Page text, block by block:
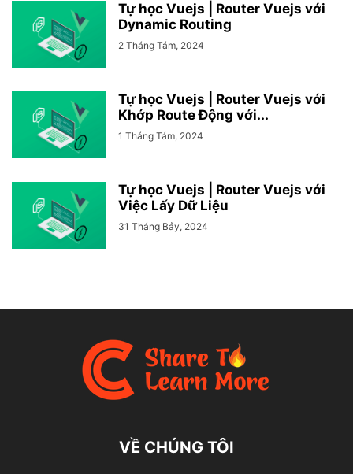
Tự học Vuejs | Router Vuejs với
Dynamic Routing
2 Tháng Tám, 2024
Tự học Vuejs | Router Vuejs với
Khớp Route Động với...
1 Tháng Tám, 2024
Tự học Vuejs | Router Vuejs với
Việc Lấy Dữ Liệu
31 Tháng Bảy, 2024
VỀ CHÚNG TÔI